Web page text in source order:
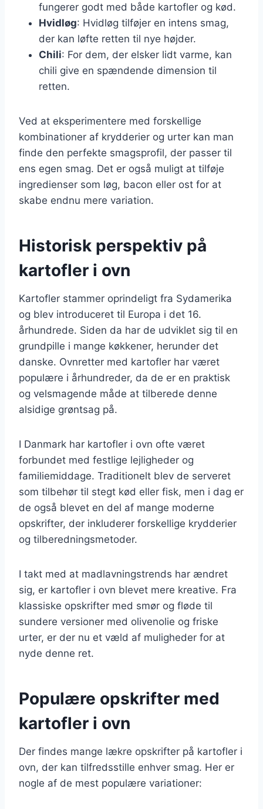
fungerer godt med både kartofler og kød.
Hvidløg: Hvidløg tilføjer en intens smag,
der kan løfte retten til nye højder.
Chili: For dem, der elsker lidt varme, kan
chili give en spændende dimension til
retten.
Ved at eksperimentere med forskellige
kombinationer af krydderier og urter kan man
finde den perfekte smagsprofil, der passer til
ens egen smag. Det er også muligt at tilføje
ingredienser som løg, bacon eller ost for at
skabe endnu mere variation.
Historisk perspektiv på
kartofler i ovn
Kartofler stammer oprindeligt fra Sydamerika
og blev introduceret til Europa i det 16.
århundrede. Siden da har de udviklet sig til en
grundpille i mange køkkener, herunder det
danske. Ovnretter med kartofler har været
populære i århundreder, da de er en praktisk
og velsmagende måde at tilberede denne
alsidige grøntsag på.
I Danmark har kartofler i ovn ofte været
forbundet med festlige lejligheder og
familiemiddage. Traditionelt blev de serveret
som tilbehør til stegt kød eller fisk, men i dag er
de også blevet en del af mange moderne
opskrifter, der inkluderer forskellige krydderier
og tilberedningsmetoder.
I takt med at madlavningstrends har ændret
sig, er kartofler i ovn blevet mere kreative. Fra
klassiske opskrifter med smør og fløde til
sundere versioner med olivenolie og friske
urter, er der nu et væld af muligheder for at
nyde denne ret.
Populære opskrifter med
kartofler i ovn
Der findes mange lækre opskrifter på kartofler i
ovn, der kan tilfredsstille enhver smag. Her er
nogle af de mest populære variationer: